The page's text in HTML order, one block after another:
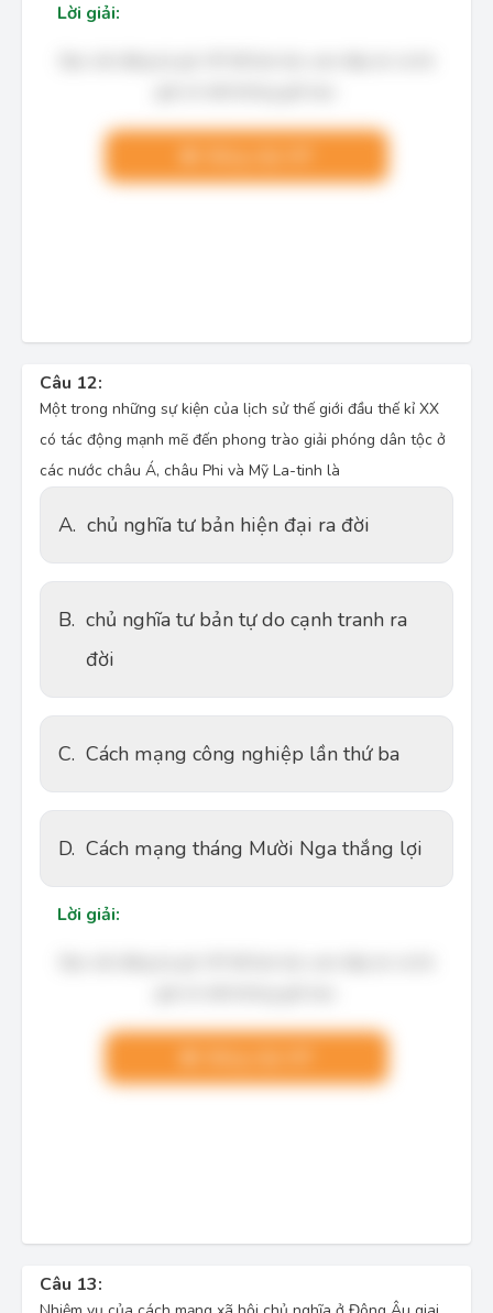
Lời giải:
Câu 12:
Một trong những sự kiện của lịch sử thế giới đầu thế kỉ XX
có tác động mạnh mẽ đến phong trào giải phóng dân tộc ở
các nước châu Á, châu Phi và Mỹ La-tinh là
A. chủ nghĩa tư bản hiện đại ra đời
B. chủ nghĩa tư bản tự do cạnh tranh ra
đời
C. Cách mạng công nghiệp lần thứ ba
D. Cách mạng tháng Mười Nga thắng lợi
Lời giải:
Câu 13: